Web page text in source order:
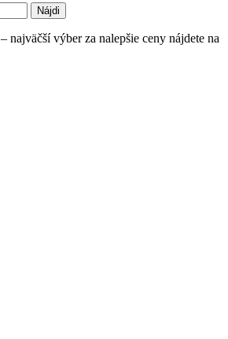
– najväčší výber za nalepšie ceny nájdete na